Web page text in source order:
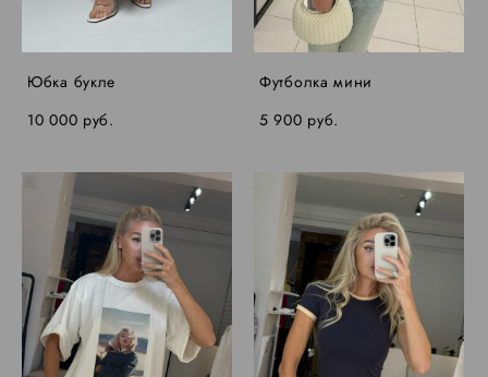
Юбка букле
10 000 pуб.
Футболка мини
5 900 pуб.